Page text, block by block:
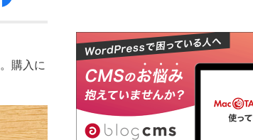
購入に